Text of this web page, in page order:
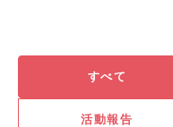
すべて
活動報告